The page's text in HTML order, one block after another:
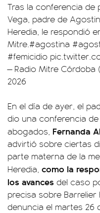
Tras la conferencia de
Vega, padre de
Heredia, le respondió
Mitre.#agostina
#femicidio
— Radio Mitre Córdoba
2026
En el día de ayer, el
dio una conferencia
abogados, Fernanda
advirtió sobre ciertas
parte materna de la
Heredia, como la
los avances del caso
precisa sobre
denuncia el martes 26